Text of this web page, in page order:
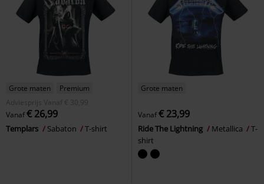
Grote maten
Premium
Adviesprijs
Vanaf € 30,99
Vanaf€ 26,99
Templars Sabaton T-shirt
Grote maten
Vanaf€ 23,99
Ride The Lightning Metallica
T-
shirt